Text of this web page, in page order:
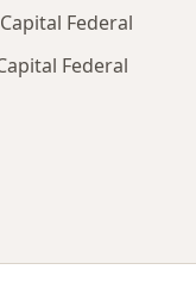
Federal
Federal